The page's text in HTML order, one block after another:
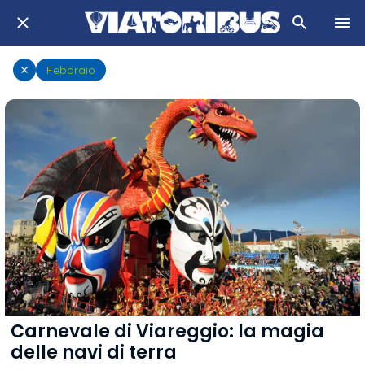
Febbraio
Carnevale di Viareggio: la magia
delle navi di terra